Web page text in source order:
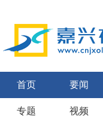
首页 要闻
专题 视频